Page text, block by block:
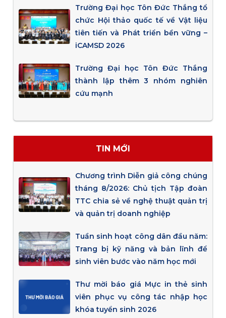
Trường Đại học Tôn Đức Thắng tổ
chức Hội thảo quốc tế về Vật liệu
tiên tiến và Phát triển bền vững –
iCAMSD 2026
Trường Đại học Tôn Đức Thắng
thành lập thêm 3 nhóm nghiên
cứu mạnh
TIN MỚI
Chương trình Diễn giả công chúng
tháng 8/2026: Chủ tịch Tập đoàn
TTC chia sẻ về nghệ thuật quản trị
và quản trị doanh nghiệp
Tuần sinh hoạt công dân đầu năm:
Trang bị kỹ năng và bản lĩnh để
sinh viên bước vào năm học mới
Thư mời báo giá Mực in thẻ sinh
viên phục vụ công tác nhập học
khóa tuyển sinh 2026